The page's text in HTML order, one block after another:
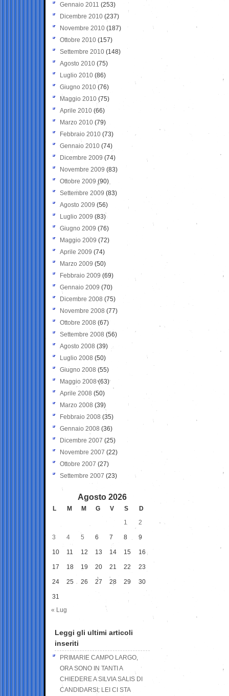
Gennaio 2011 (253)
Dicembre 2010 (237)
Novembre 2010 (187)
Ottobre 2010 (157)
Settembre 2010 (148)
Agosto 2010 (75)
Luglio 2010 (86)
Giugno 2010 (76)
Maggio 2010 (75)
Aprile 2010 (66)
Marzo 2010 (79)
Febbraio 2010 (73)
Gennaio 2010 (74)
Dicembre 2009 (74)
Novembre 2009 (83)
Ottobre 2009 (90)
Settembre 2009 (83)
Agosto 2009 (56)
Luglio 2009 (83)
Giugno 2009 (76)
Maggio 2009 (72)
Aprile 2009 (74)
Marzo 2009 (50)
Febbraio 2009 (69)
Gennaio 2009 (70)
Dicembre 2008 (75)
Novembre 2008 (77)
Ottobre 2008 (67)
Settembre 2008 (56)
Agosto 2008 (39)
Luglio 2008 (50)
Giugno 2008 (55)
Maggio 2008(63)
Aprile 2008 (50)
Marzo 2008 (39)
Febbraio 2008 (35)
Gennaio 2008 (36)
Dicembre 2007 (25)
Novembre 2007 (22)
Ottobre 2007 (27)
Settembre 2007 (23)
Agosto 2026
L M M G V S
D
1
2
3 4 5 6 7 8 9
10 11 12 13 14 15 16
17 18 19 20 21 22 23
24 25 26 27 28 29 30
31
« Lug
Leggi gli ultimi articoli
inseriti
PRIMARIE CAMPO LARGO,
ORA SONO IN TANTI A
CHIEDERE A SILVIA SALIS DI
CANDIDARSI: LEI CI STA